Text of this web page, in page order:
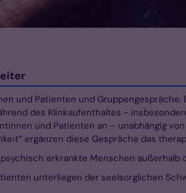
und Patienten und
des Klinkaufenthaltes -
und Patienten an – unabhängig
ergänzen diese Gespräche das
erkrankte Menschen außerhalb
unterliegen der seelsorglichen